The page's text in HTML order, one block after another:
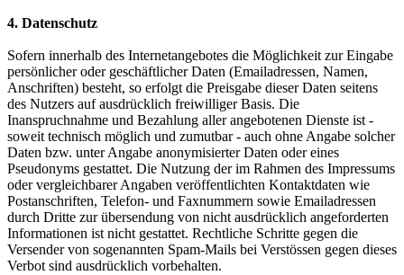
4. Datenschutz
Sofern innerhalb des Internetangebotes die Möglichkeit zur Eingabe
persönlicher oder geschäftlicher Daten (Emailadressen, Namen,
Anschriften) besteht, so erfolgt die Preisgabe dieser Daten seitens
des Nutzers auf ausdrücklich freiwilliger Basis. Die
Inanspruchnahme und Bezahlung aller angebotenen Dienste ist -
soweit technisch möglich und zumutbar - auch ohne Angabe solcher
Daten bzw. unter Angabe anonymisierter Daten oder eines
Pseudonyms gestattet. Die Nutzung der im Rahmen des Impressums
oder vergleichbarer Angaben veröffentlichten Kontaktdaten wie
Postanschriften, Telefon- und Faxnummern sowie Emailadressen
durch Dritte zur übersendung von nicht ausdrücklich angeforderten
Informationen ist nicht gestattet. Rechtliche Schritte gegen die
Versender von sogenannten Spam-Mails bei Verstössen gegen dieses
Verbot sind ausdrücklich vorbehalten.